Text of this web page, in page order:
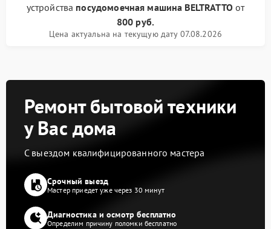
устройства посудомоечная машина BELTRATTO от
800 руб.
Цена актуальна на текущую дату 07.08.2026
Ремонт бытовой техники
у Вас дома
С выездом квалифицированного мастера
Срочный выезд
Мастер приедет уже через 30 минут
Диагностика и осмотр бесплатно
Определим причину поломки бесплатно